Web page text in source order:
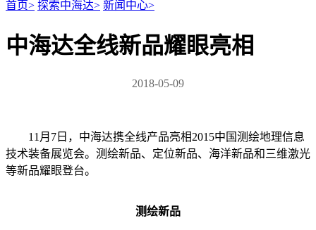
首页> 探索中海达> 新闻中心>
中海达全线新品耀眼亮相
2018-05-09
11月7日，中海达携全线产品亮相2015中国测绘地理信息
技术装备展览会。测绘新品、定位新品、海洋新品和三维激光
等新品耀眼登台。
测绘新品